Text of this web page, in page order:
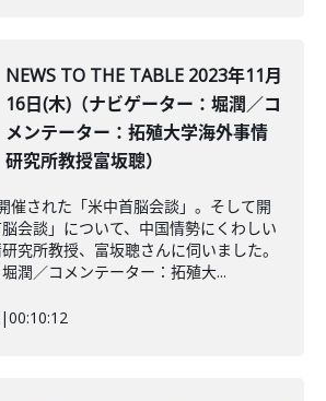
NEWS TO THE TABLE 2023年11月
16日(木)（ナビゲーター：堀潤／コ
メンテーター：拓殖大学海外事情
研究所教授富坂聰）
催された「米中首脳会談」。そして開
会談」について、中国情勢にくわしい
究所教授、富坂聰さんに伺いました。
堀潤／コメンテーター：拓殖大...
|00:10:12